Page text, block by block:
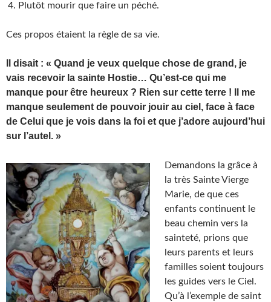
Plutôt mourir que faire un péché.
Ces propos étaient la règle de sa vie.
Il disait : « Quand je veux quelque chose de grand, je
vais recevoir la sainte Hostie… Qu’est-ce qui me
manque pour être heureux ? Rien sur cette terre ! Il me
manque seulement de pouvoir jouir au ciel, face à face
de Celui que je vois dans la foi et que j’adore aujourd’hui
sur l’autel. »
Demandons la grâce à
la très Sainte Vierge
Marie, de que ces
enfants continuent le
beau chemin vers la
sainteté, prions que
leurs parents et leurs
familles soient toujours
les guides vers le Ciel.
Qu’à l’exemple de saint